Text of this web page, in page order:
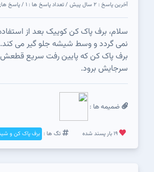
آخرین پاسخ : 2 سال پیش / تعداد پاسخ ها : 1 / پاسخ های پذیرفته شده : 0
سلام، برف پاک کن کوییک بعد از
نمی گردد و وسط شیشه جلو گیر می کند.
برف پاک کن که پایین رفت سریع قطعش
سرجایش برود.
ضمیمه ها :
19 بار پسند شده تگ ها : برف پاک كن و